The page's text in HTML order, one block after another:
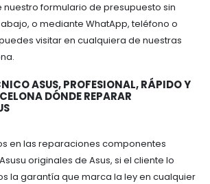
formulario de presupuesto sin
o mediante WhatApp, teléfono o
visitar en cualquiera de nuestras
ASUS, PROFESIONAL, RÁPIDO Y
DÓNDE REPARAR
en las reparaciones componentes
originales de Asus, si el cliente lo
la garantía que marca la ley en cualquier